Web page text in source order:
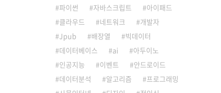
파이썬 자바스크립트
아이패드
클라우드
네트워크
개발자
Jpub
배장열
빅데이터
데이터베이스
ai
아두이노
인공지능
이벤트
안드로이드
데이터분석
알고리즘
프로그래밍